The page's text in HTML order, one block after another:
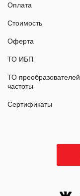
Оплата
Стоимость
Оферта
ТО ИБП
ТО преобразователей
частоты
Сертификаты